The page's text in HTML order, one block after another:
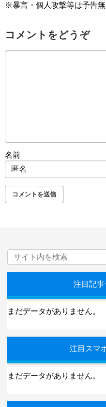
※暴言・個人攻撃等は予告
コメントをどうぞ
名前
注目記
まだデータがありません。
注目スマ
まだデータがありません。